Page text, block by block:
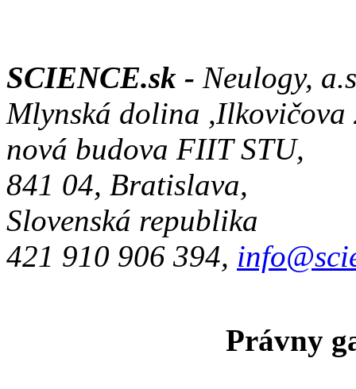
SCIENCE.sk - Neulogy,
Mlynská dolina ,Ilkovičova
nová budova FIIT STU,
841 04, Bratislava,
Slovenská republika
421 910 906 394,
Právny